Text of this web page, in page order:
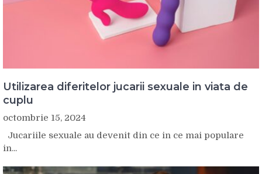
Utilizarea diferitelor jucarii sexuale in viata de
cuplu
octombrie 15, 2024
Jucariile sexuale au devenit din ce in ce mai populare
in...